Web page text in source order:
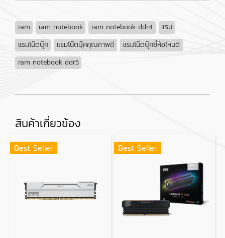
ram ram notebook ram notebook ddr4
แรม
แรมโน๊ตบุ๊ค
แรมโน๊ตบุ๊คคุณภาพดี
แรมโน๊ตบุ๊คยี่ห้อไหนดี
ram notebook ddr5
สินค้าเกี่ยวข้อง
Best Seller Best Seller